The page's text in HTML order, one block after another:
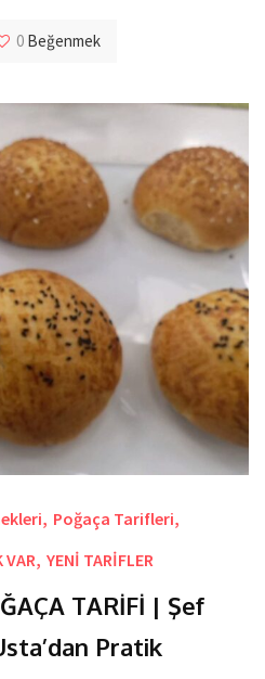
0 Beğenmek
, Poğaça Tarifleri,
VAR, YENİ TARİFLER
TARİFİ | Şef
Pratik